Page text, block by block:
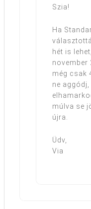
Szia!
Ha
hét is
november
még csak
ne
múlva se
újra.
Üdv,
Via